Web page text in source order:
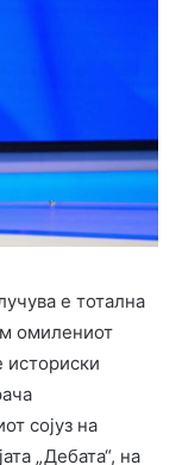
е тотална
омилениот
историски
сојуз на
„Дебата“, на